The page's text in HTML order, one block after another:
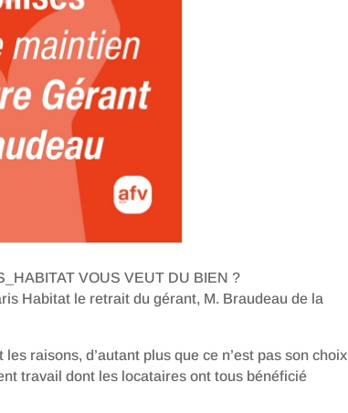
VOUS VEUT DU BIEN ?
Habitat le retrait du gérant, M. Braudeau de la
raisons, d’autant plus que ce n’est pas son choix
travail dont les locataires ont tous bénéficié